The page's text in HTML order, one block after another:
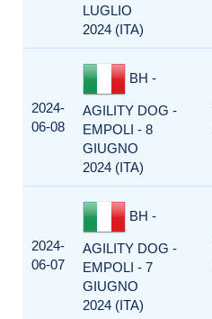
LUGLIO
2024 (ITA)
2024-
06-08
BH -
AGILITY DOG -
EMPOLI - 8
GIUGNO
2024 (ITA)
2024-
06-07
BH -
AGILITY DOG -
EMPOLI - 7
GIUGNO
2024 (ITA)